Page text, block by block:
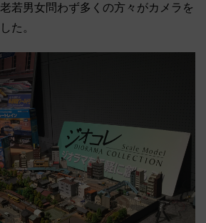
若男女問わず多くの方々がカメラを
た。